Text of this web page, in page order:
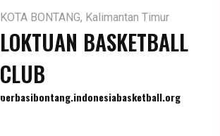
KOTA BONTANG, Kalimantan Timur
LOKTUAN BASKETBALL
CLUB
perbasibontang.indonesiabasketball.org